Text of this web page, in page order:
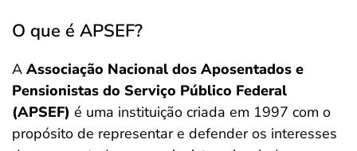
O que é APSEF?
A Associação Nacional dos Aposentados e
Pensionistas do Serviço Público Federal
(APSEF) é uma instituição criada em 1997 com o
propósito de representar e defender os interesses